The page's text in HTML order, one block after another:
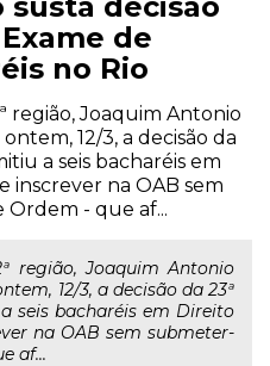
de
no Rio
região, Joaquim Antonio
12/3, a decisão da
a seis bacharéis em
inscrever na OAB sem
Ordem - que af...
região, Joaquim Antonio
12/3, a decisão da 23ª
seis bacharéis em Direito
na OAB sem submeter-
af...